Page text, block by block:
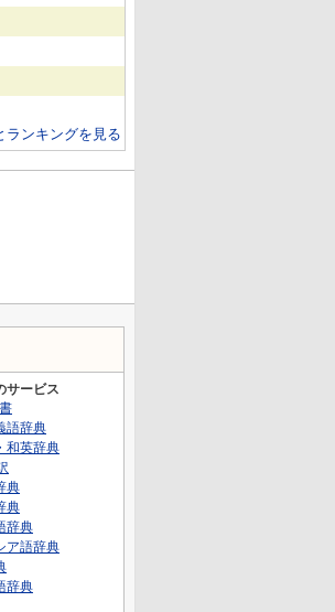
ランキングを見る
サービス
語辞典
和英辞典
典
典
辞典
ア語辞典
辞典